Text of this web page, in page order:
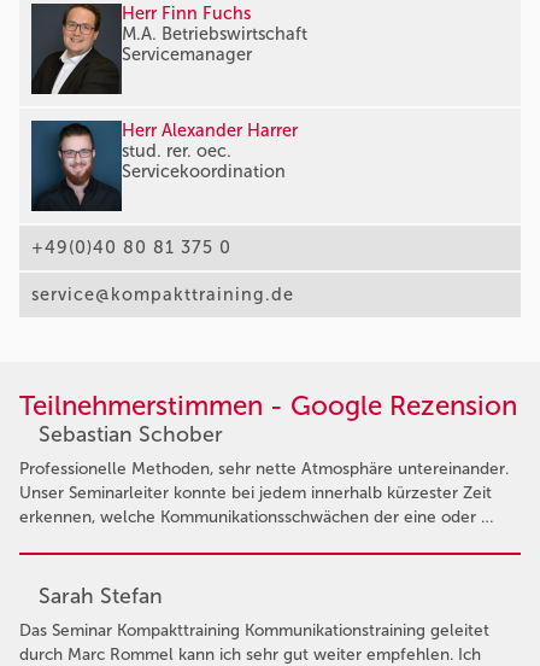
Herr Finn Fuchs
M.A. Betriebswirtschaft
Servicemanager
Herr Alexander Harrer
stud. rer. oec.
Servicekoordination
+49(0)40 80 81 375 0
service@kompakttraining.de
Teilnehmerstimmen - Google Rezension
Sebastian Schober
Professionelle Methoden, sehr nette Atmosphäre untereinander.
Unser Seminarleiter konnte bei jedem innerhalb kürzester Zeit
erkennen, welche Kommunikationsschwächen der eine oder …
Sarah Stefan
Das Seminar Kompakttraining Kommunikationstraining geleitet
durch Marc Rommel kann ich sehr gut weiter empfehlen. Ich